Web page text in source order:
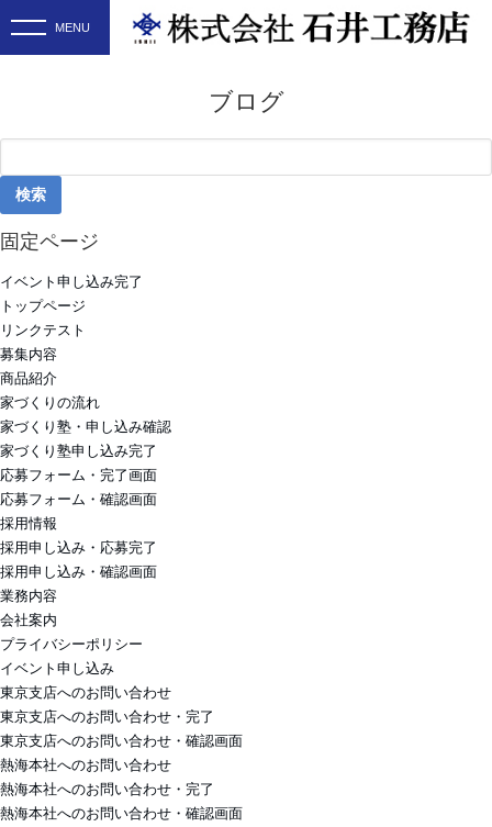
ブログ
索:
固定ページ
イベント申し込み完了
トップページ
リンクテスト
募集内容
商品紹介
家づくりの流れ
家づくり塾・申し込み確認
家づくり塾申し込み完了
応募フォーム・完了画面
応募フォーム・確認画面
採用情報
採用申し込み・応募完了
採用申し込み・確認画面
業務内容
会社案内
プライバシーポリシー
イベント申し込み
東京支店へのお問い合わせ
東京支店へのお問い合わせ・完了
東京支店へのお問い合わせ・確認画面
熱海本社へのお問い合わせ
熱海本社へのお問い合わせ・完了
熱海本社へのお問い合わせ・確認画面